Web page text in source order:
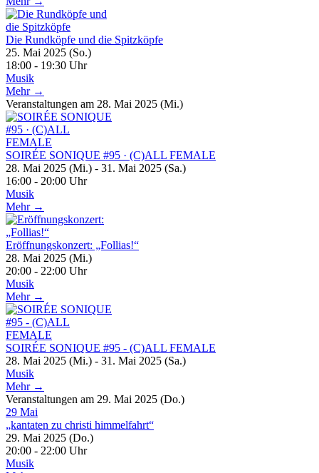
Die Rundköpfe und die Spitzköpfe
25. Mai 2025 (So.)
18:00 - 19:30 Uhr
Musik
Mehr →
Veranstaltungen am 28. Mai 2025 (Mi.)
SOIRÉE SONIQUE #95 · (C)ALL FEMALE
28. Mai 2025 (Mi.) - 31. Mai 2025 (Sa.)
16:00 - 20:00 Uhr
Musik
Mehr →
Eröffnungskonzert: „Follias!“
28. Mai 2025 (Mi.)
20:00 - 22:00 Uhr
Musik
Mehr →
SOIRÉE SONIQUE #95 - (C)ALL FEMALE
28. Mai 2025 (Mi.) - 31. Mai 2025 (Sa.)
Musik
Mehr →
Veranstaltungen am 29. Mai 2025 (Do.)
29 Mai
„kantaten zu christi himmelfahrt“
29. Mai 2025 (Do.)
20:00 - 22:00 Uhr
Musik